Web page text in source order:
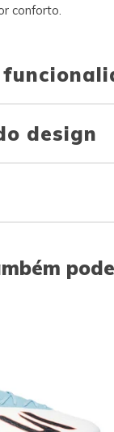
conforto.
design